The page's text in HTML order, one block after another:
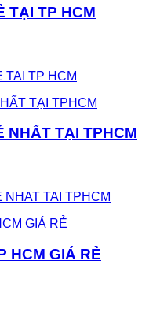
TẠI TP HCM
TAI TP HCM
NHẤT TẠI TPHCM
NHAT TAI TPHCM
HCM GIÁ RẺ